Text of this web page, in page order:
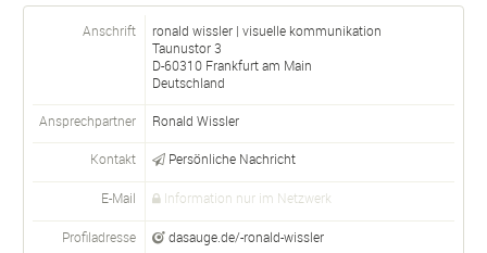
Anschrift
ronald wissler | visuelle kommunikation
Taunustor 3
D-60310 Frankfurt am Main
Deutschland
Ansprechpartner Ronald Wissler
Kontakt Persönliche Nachricht
E-Mail Information nur im Netzwerk
Profiladresse dasauge.de/-ronald-wissler